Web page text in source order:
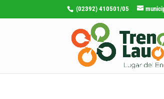
(02392) 410501/05